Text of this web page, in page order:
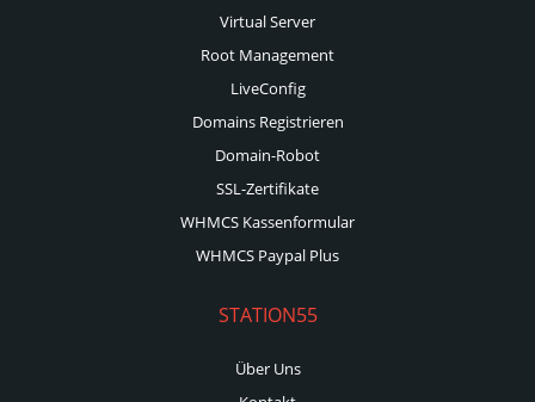
Virtual Server
Root Management
LiveConfig
Domains Registrieren
Domain-Robot
SSL-Zertifikate
WHMCS Kassenformular
WHMCS Paypal Plus
STATION55
Über Uns